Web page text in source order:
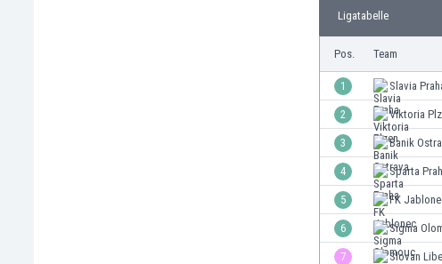
Ligatabelle
Pos. Team
1 Slavia
2 Viktoria
3 Banik
4 Sparta
5 FK
6 Sigma
7 Slovan